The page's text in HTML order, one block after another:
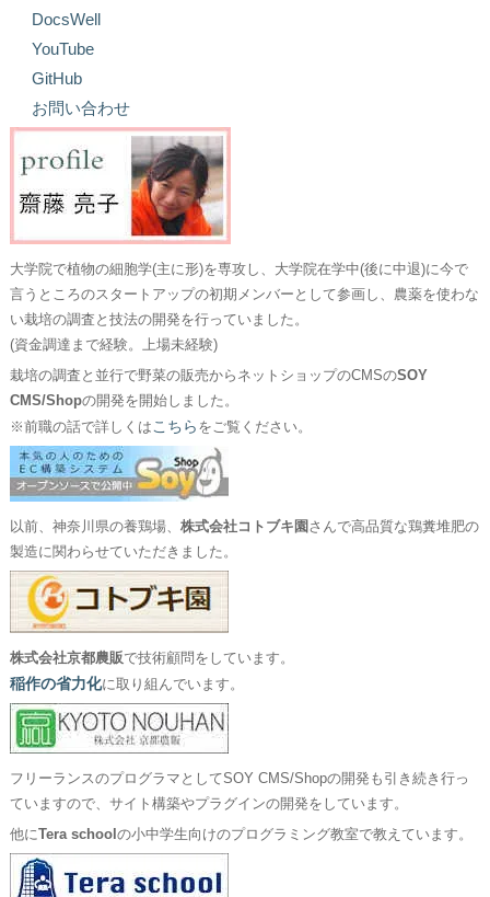
DocsWell
YouTube
GitHub
お問い合わせ
大学院で植物の細胞学(主に形)を専攻し、大学院在学中(後に中退)に今で
言うところのスタートアップの初期メンバーとして参画し、農薬を使わな
い栽培の調査と技法の開発を行っていました。
(資金調達まで経験。上場未経験)
栽培の調査と並行で野菜の販売からネットショップのCMSのSOY
CMS/Shopの開発を開始しました。
※前職の話で詳しくは こちら をご覧ください。
以前、神奈川県の養鶏場、 株式会社コトブキ園 さんで高品質な鶏糞堆肥の
製造に関わらせていただきました。
株式会社京都農販で技術顧問をしています。
稲作の省力化に取り組んでいます。
フリーランスのプログラマとしてSOY CMS/Shopの開発も引き続き行っ
ていますので、サイト構築やプラグインの開発をしています。
他にTera school の小中学生向けのプログラミング教室で教えています。